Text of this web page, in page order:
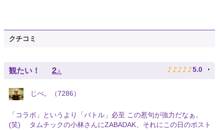
クチコミ
観たい！ 2人 ♪ ♪ ♪ ♪ ♪ 5.0
じべ。（7286）
「コラボ」というより「バトル」必至 この惹句が強力だなぁ。
(笑) タムチックの小林さんにZABADAK、それにこの日のポスト